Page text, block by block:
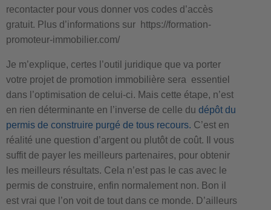
recontacter pour vous donner vos codes d’accès
gratuit. Plus d’informations sur https://formation-
promoteur-immobilier.com/
Je m’explique, certes l’outil juridique que va porter
votre projet de promotion immobilière sera essentiel
dans l’optimisation de celui-ci. Mais cette étape, n’est
en rien déterminante en l’inverse de celle du dépôt du
permis de construire purgé de tous recours. C’est en
réalité une question d’argent ou plutôt de coût. Il vous
suffit de payer les meilleurs partenaires, pour obtenir
les meilleurs résultats. Cela n’est pas le cas avec le
permis de construire, enfin normalement non. Bon il
est vrai que l’on voit de tout dans ce monde. D’ailleurs